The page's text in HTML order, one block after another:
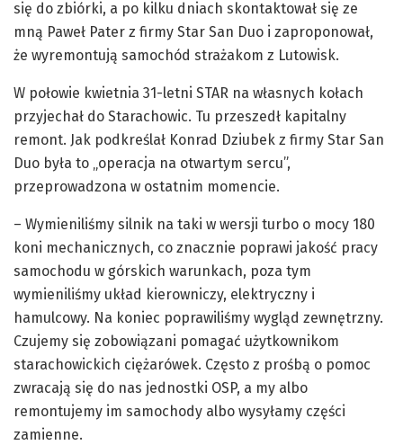
się do zbiórki, a po kilku dniach skontaktował się ze
mną Paweł Pater z firmy Star San Duo i zaproponował,
że wyremontują samochód strażakom z Lutowisk.
W połowie kwietnia 31-letni STAR na własnych kołach
przyjechał do Starachowic. Tu przeszedł kapitalny
remont. Jak podkreślał Konrad Dziubek z firmy Star San
Duo była to „operacja na otwartym sercu”,
przeprowadzona w ostatnim momencie.
– Wymieniliśmy silnik na taki w wersji turbo o mocy 180
koni mechanicznych, co znacznie poprawi jakość pracy
samochodu w górskich warunkach, poza tym
wymieniliśmy układ kierowniczy, elektryczny i
hamulcowy. Na koniec poprawiliśmy wygląd zewnętrzny.
Czujemy się zobowiązani pomagać użytkownikom
starachowickich ciężarówek. Często z prośbą o pomoc
zwracają się do nas jednostki OSP, a my albo
remontujemy im samochody albo wysyłamy części
zamienne.